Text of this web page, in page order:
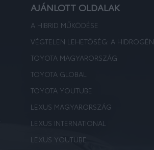
AJÁNLOTT OLDALAK
A HIBRID MŰKÖDÉSE
VÉGTELEN LEHETŐSÉG: A HIDROGÉN
TOYOTA MAGYARORSZÁG
TOYOTA GLOBAL
TOYOTA YOUTUBE
LEXUS MAGYARORSZÁG
LEXUS INTERNATIONAL
LEXUS YOUTUBE